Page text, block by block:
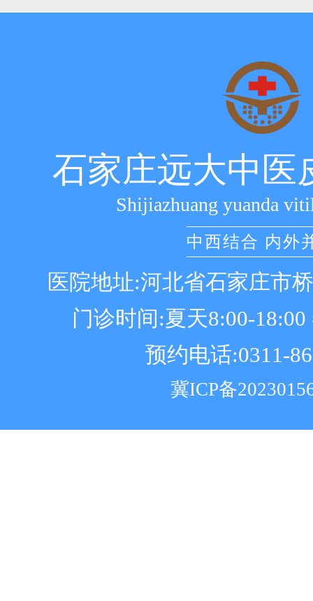
石家庄远大中医
Shijiazhuang yuanda
中西结合 内外
医院地址:河北省石家庄市
门诊时间:夏天8:00-18:00
预约电话:0311-
冀ICP备